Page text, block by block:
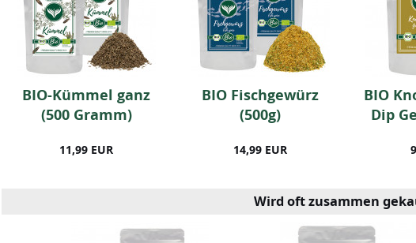
BIO-Kümmel ganz
(500 Gramm)
11,99 EUR
BIO Fischgewürz
(500g)
14,99 EUR
BIO
Dip
Wird oft zusammen